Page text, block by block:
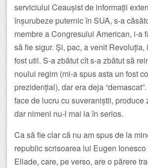
serviciului Ceaușist de informații
înșurubeze puternic în SUA, s-a
membre a Congresului American, i-a
să fie sigur. Și, pac, a venit Revoluția,
fost util. S-a zbătut cît s-a zbătut să
noului regim (mi-a spus asta un fost
prezidențial), dar era deja
face de lucru cu suveraniștii, produce
dar nimeni nu-l mai ia în serios.
Ca să fie clar că nu am spus de la
republic scrisoarea lui Eugen
Eliade, care, pe verso, are o părere